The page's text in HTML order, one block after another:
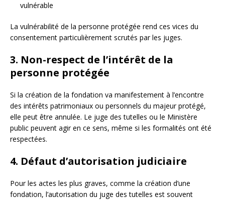
vulnérable
La vulnérabilité de la personne protégée rend ces vices du
consentement particulièrement scrutés par les juges.
3. Non-respect de l’intérêt de la
personne protégée
Si la création de la fondation va manifestement à l’encontre
des intérêts patrimoniaux ou personnels du majeur protégé,
elle peut être annulée. Le juge des tutelles ou le Ministère
public peuvent agir en ce sens, même si les formalités ont été
respectées.
4. Défaut d’autorisation judiciaire
Pour les actes les plus graves, comme la création d’une
fondation, l’autorisation du juge des tutelles est souvent